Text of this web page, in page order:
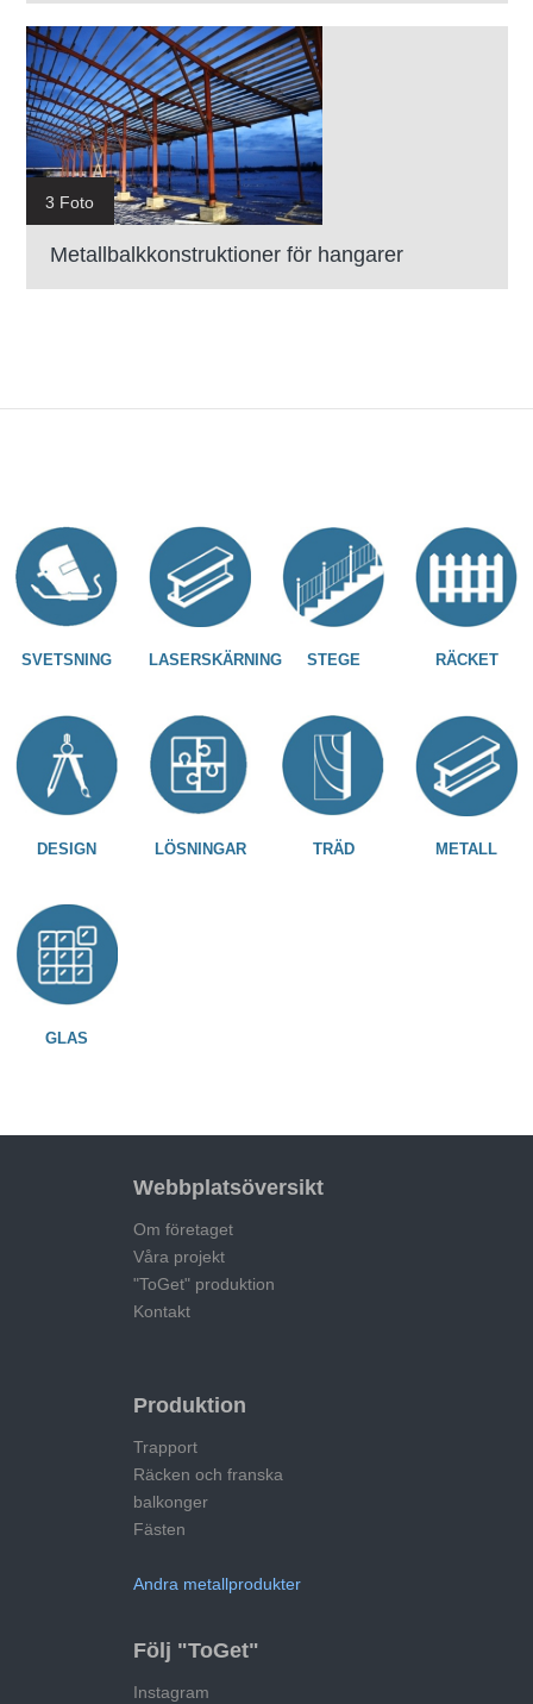
3 Foto
Metallbalkkonstruktioner för hangarer
SVETSNING LASERSKÄRNING STEGE RÄCKET
DESIGN LÖSNINGAR TRÄD METALL
GLAS
Webbplatsöversikt
Om företaget
Våra projekt
"ToGet" produktion
Kontakt
Produktion
Trapport
Räcken och franska
balkonger
Fästen
Andra metallprodukter
Följ "ToGet"
Instagram